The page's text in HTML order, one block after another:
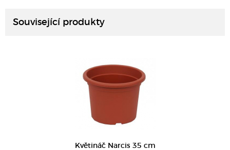
Související produkty
Květináč Narcis 35 cm